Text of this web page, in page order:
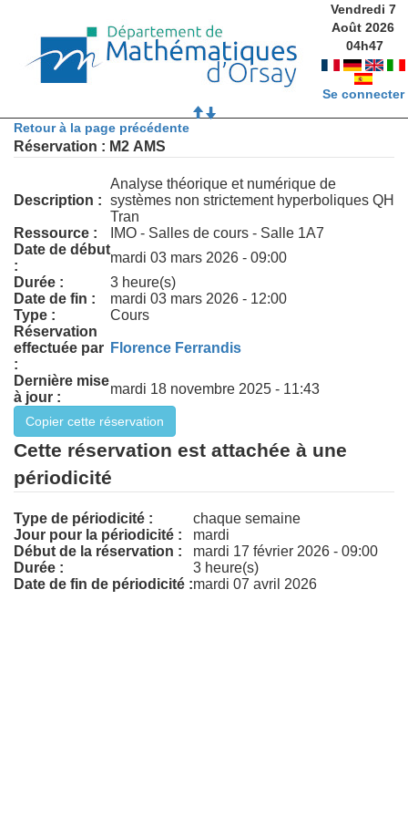
Vendredi 7
Août 2026
04h47
Se connecter
Retour à la page précédente
Réservation : M2 AMS
Description :
Analyse théorique et numérique de
systèmes non strictement hyperboliques QH
Tran
Ressource :
IMO - Salles de cours - Salle 1A7
Date de début
:
mardi 03 mars 2026 - 09:00
Durée :
3 heure(s)
Date de fin :
mardi 03 mars 2026 - 12:00
Type :
Cours
Réservation
effectuée par
:
Florence Ferrandis
Dernière mise
à jour :
mardi 18 novembre 2025 - 11:43
Cette réservation est attachée à une
périodicité
Type de périodicité :
chaque semaine
Jour pour la périodicité :
mardi
Début de la réservation :
mardi 17 février 2026 - 09:00
Durée :
3 heure(s)
Date de fin de périodicité :mardi 07 avril 2026